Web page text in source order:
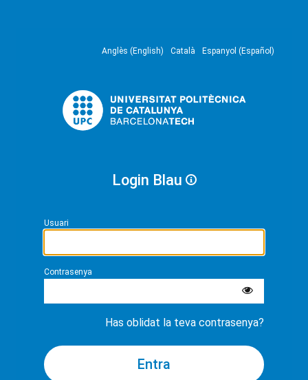
Anglès (English) Català Espanyol (Español)
Login Blau
Usuari
Contrasenya
Has oblidat la teva contrasenya?